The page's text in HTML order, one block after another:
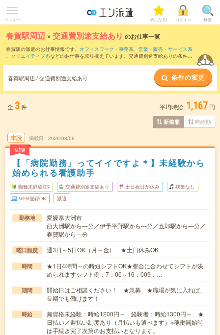
メニュー 気になる! ログイン 検索
春賀駅周辺 ×交通費別途支給あり のお仕事一覧
春賀駅の派遣のお仕事情報です。 オフィスワーク・事務系、 営業・販売・サービス系
、 クリエイティブ系などのお仕事を取り揃えています。交通費別途支給ありの条件の
春賀駅周辺 / 交通費別途支給あり 条件の変更
全 3件 平均時給: 1,167 円
新着順 時給順
未読
NEW
掲載日 2026/08/06
【「病院勤務」ってイイですよ＊】未経験から
始められる看護助手
職種未経験OK 交通費別途支給あり 土日祝日が休み 残業なし
WEB登録OK 派遣
勤務地
愛媛県大洲市
西大洲駅から---分／伊予平野駅から---分／五郎駅から---分／
春賀駅から---分
曜日頻度 週3日～5日OK（月～金） ★土日休みOK
時間
★1日4時間～の時短シフトOK★都合に合わせてシフトが決
められますシフト例：7：00～16：009：…
期間
開始日はご相談ください！ ★急募 ★職場が気に入れば、
長期でも働けます！
時給
無資格未経験：時給1200円～ 経験者：時給1300円～ ★
日払い／週払い制度あり（月払いも選べます）※稼働開始時
は手続き完了次第のお支払いとなります。